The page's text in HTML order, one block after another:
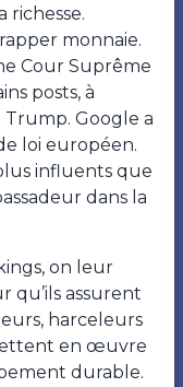
richesse.
monnaie.
Cour Suprême
posts, à
Google a
loi européen.
influents que
dans la
on leur
qu’ils assurent
harceleurs
en œuvre
durable.